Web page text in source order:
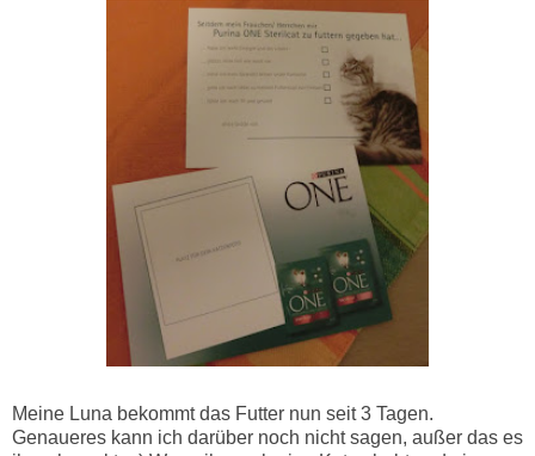
Meine Luna bekommt das Futter nun seit 3 Tagen.
Genaueres kann ich darüber noch nicht sagen, außer das es